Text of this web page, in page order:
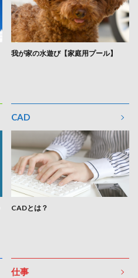
我が家の水遊び【家庭用プール】
CAD
CADとは？
仕事